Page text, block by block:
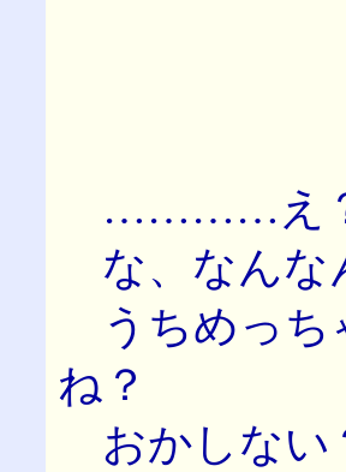
…………え
な、なんな
うちめっち
ね？
おかしない